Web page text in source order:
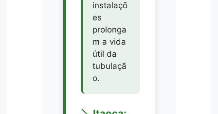
instalaçõ
es
prolonga
m a vida
útil da
tubulaçã
o.